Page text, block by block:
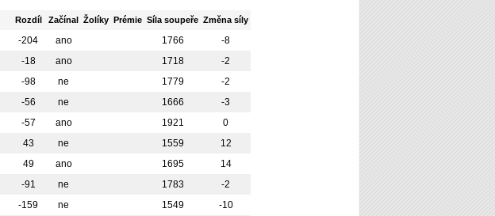
Rozdíl Začínal Žolíky Prémie Síla soupeře Změna síly
-204 ano 1766
-8
-18 ano 1718
-2
-98 ne 1779
-2
-56 ne 1666
-3
-57 ano 1921
0
43 ne 1559
12
49 ano 1695
14
-91 ne 1783
-2
-159 ne 1549
-10